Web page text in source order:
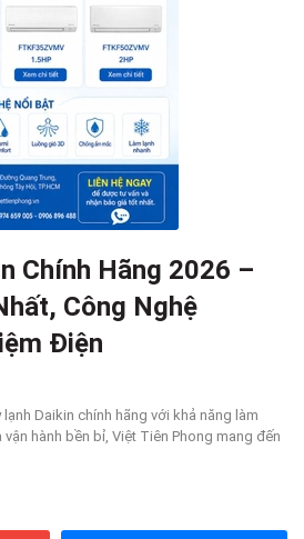
Chính Hãng 2026 –
Công Nghệ
Điện
Daikin chính hãng với khả năng làm
vận hành bền bỉ, Việt Tiên Phong mang đến